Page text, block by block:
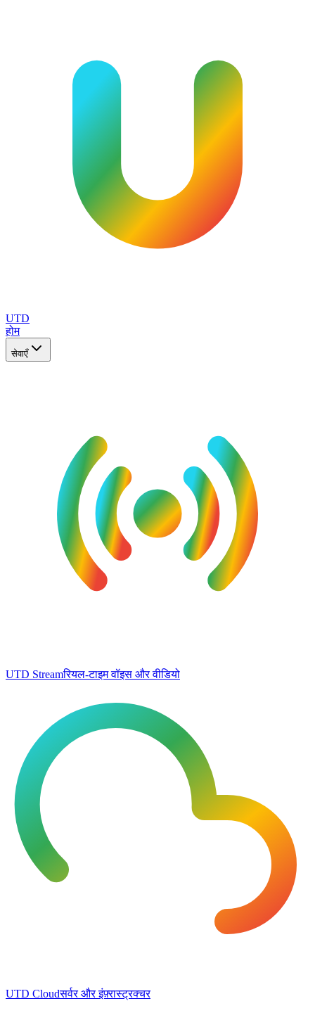
UTD
होम
सेवाएँ
UTD Streamरियल-टाइम वॉइस और वीडियो
UTD Cloudसर्वर और इंफ़्रास्ट्रक्चर